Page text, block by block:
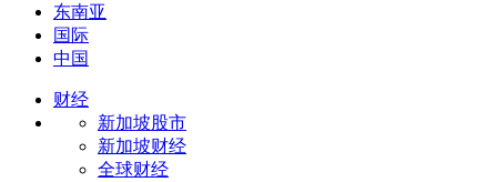
东南亚
国际
中国
财经
新加坡股市
新加坡财经
全球财经